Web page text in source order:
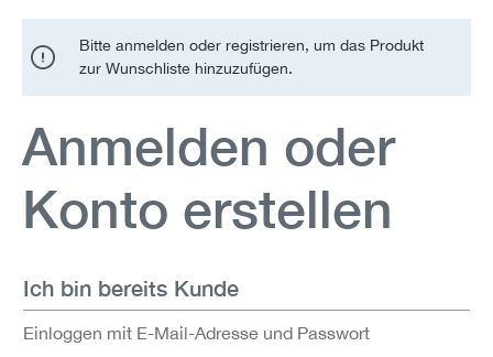
Bitte anmelden oder registrieren, um das Produkt
zur Wunschliste hinzuzufügen.
Anmelden oder
Konto erstellen
Ich bin bereits Kunde
Einloggen mit E-Mail-Adresse und Passwort